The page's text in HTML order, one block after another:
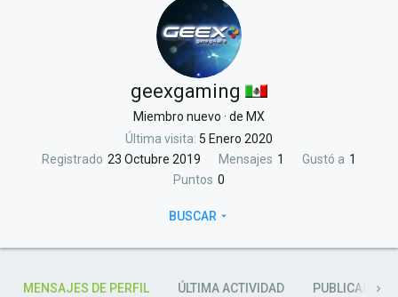
geexgaming
Miembro nuevo · de MX
Última visita 5 Enero 2020
Registrado 23 Octubre 2019 Mensajes 1 Gustó a 1
Puntos 0
BUSCAR
MENSAJES DE PERFIL ÚLTIMA ACTIVIDAD PUBLICANDO